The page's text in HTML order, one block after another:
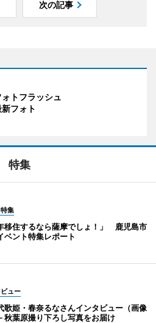
次の記事
トフラッシュ
フォト
特集
集
移住するなら薩摩でしょ！」 鹿児島市
ベント特集レポート
ュー
歌姫・春奈るなさんインタビュー（画像
秋葉原撮り下ろし写真をお届け